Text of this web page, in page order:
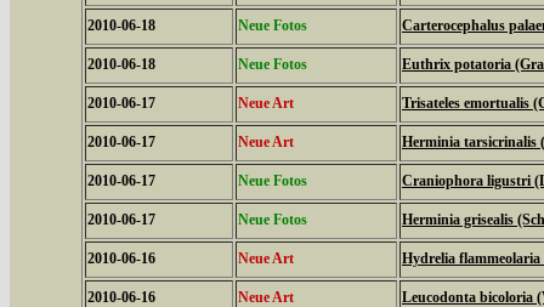
2010-06-18 Neue Fotos Carterocephalus
2010-06-18 Neue Fotos Euthrix potatoria
2010-06-17 Neue Art Trisateles emortualis
2010-06-17 Neue Art Herminia tarsicrinalis
2010-06-17 Neue Fotos Craniophora ligustri
2010-06-17 Neue Fotos Herminia grisealis
2010-06-16 Neue Art Hydrelia
2010-06-16 Neue Art Leucodonta bicoloria